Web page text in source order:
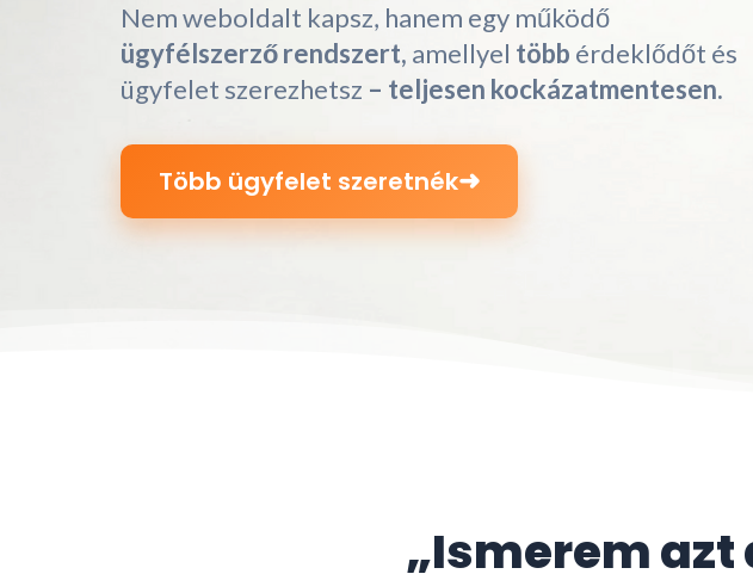
Nem weboldalt kapsz, hanem egy működő
ügyfélszerző rendszert, amellyel több érdeklődőt és
ügyfelet szerezhetsz – teljesen kockázatmentesen.
Több ügyfelet szeretnék➜
„Ismerem azt